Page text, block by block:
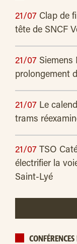
21/07 Clap de
tête de SNCF
21/07 Siemens
prolongement
21/07 Le
trams
21/07 TSO
électrifier la
Saint-Lyé
CONFÉRENCES